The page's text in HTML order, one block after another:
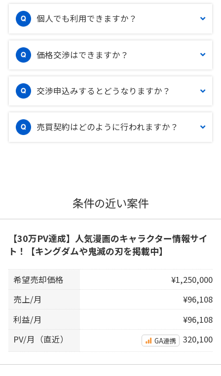
個人でも利用できますか？
価格交渉はできますか？
交渉申込みするとどうなりますか？
売買契約はどのように行われますか？
条件の近い案件
【30万PV達成】人気漫画のキャラクター情報サイ
ト！【キングダムや鬼滅の刃を掲載中】
希望売却価格
¥1,250,000
売上/月
¥96,108
利益/月
¥96,108
PV/月（直近）
GA連携 320,100